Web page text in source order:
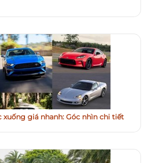
xuống giá nhanh: Góc nhìn chi tiết